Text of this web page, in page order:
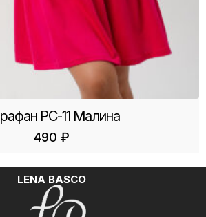
РС-11 Малина
490 ₽
LENA BASCO